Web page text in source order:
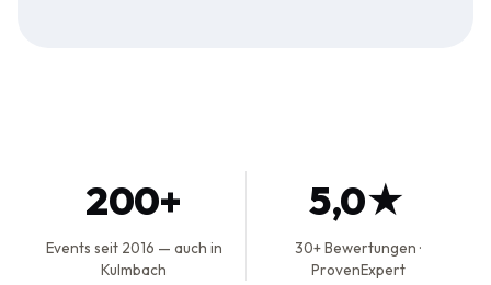
200+
Events seit 2016 — auch in
Kulmbach
5,0★
30+ Bewertungen ·
ProvenExpert